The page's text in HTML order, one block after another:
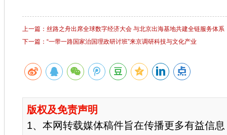
上一篇：丝路之舟出席全球数字经济大会 与北京出海基地共建全链服务体系
下一篇：“一带一路国家治国理政研讨班”来京调研科技与文化产业
版权及免责声明
1、本网转载媒体稿件旨在传播更多有益信